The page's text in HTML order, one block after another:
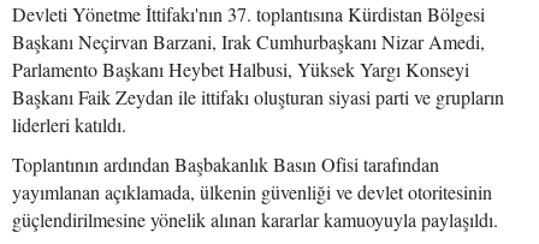
Devleti Yönetme İttifakı'nın 37. toplantısına Kürdistan Bölgesi
Başkanı Neçirvan Barzani, Irak Cumhurbaşkanı Nizar Amedi,
Parlamento Başkanı Heybet Halbusi, Yüksek Yargı Konseyi
Başkanı Faik Zeydan ile ittifakı oluşturan siyasi parti ve grupların
liderleri katıldı.
Toplantının ardından Başbakanlık Basın Ofisi tarafından
yayımlanan açıklamada, ülkenin güvenliği ve devlet otoritesinin
güçlendirilmesine yönelik alınan kararlar kamuoyuyla paylaşıldı.